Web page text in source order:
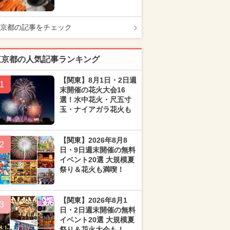
都の記事をチェック
都の人気記事ランキング
1
【関東】8月1日・2日週
末開催の花火大会16
選！水中花火・尺五寸
玉・ナイアガラ花火も
2
【関東】2026年8月8
日・9日週末開催の無料
イベント20選 大規模夏
祭り＆花火も満喫！
3
【関東】2026年8月1
日・2日週末開催の無料
イベント20選 大規模夏